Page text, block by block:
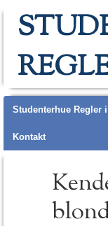
Main menu
Studenterhue Regler i
Kontakt